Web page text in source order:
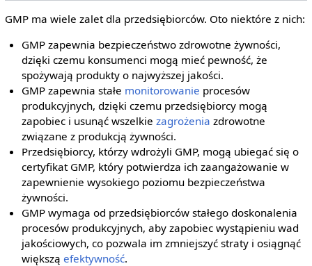
GMP ma wiele zalet dla przedsiębiorców. Oto niektóre z nich:
GMP zapewnia bezpieczeństwo zdrowotne żywności,
dzięki czemu konsumenci mogą mieć pewność, że
spożywają produkty o najwyższej jakości.
GMP zapewnia stałe monitorowanie procesów
produkcyjnych, dzięki czemu przedsiębiorcy mogą
zapobiec i usunąć wszelkiezagrożenia zdrowotne
związane z produkcją żywności.
Przedsiębiorcy, którzy wdrożyli GMP, mogą ubiegać się o
certyfikat GMP, który potwierdza ich zaangażowanie w
zapewnienie wysokiego poziomu bezpieczeństwa
żywności.
GMP wymaga od przedsiębiorców stałego doskonalenia
procesów produkcyjnych, aby zapobiec wystąpieniu wad
jakościowych, co pozwala im zmniejszyć straty i osiągnąć
większąefektywność.